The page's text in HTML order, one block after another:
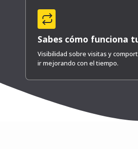
Sabes cómo funciona
Visibilidad sobre visitas y
ir mejorando con el tiempo.